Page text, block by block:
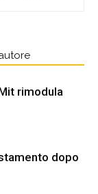
rimodula
dopo